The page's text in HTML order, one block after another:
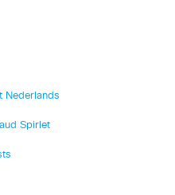
Nederlands
Spirlet